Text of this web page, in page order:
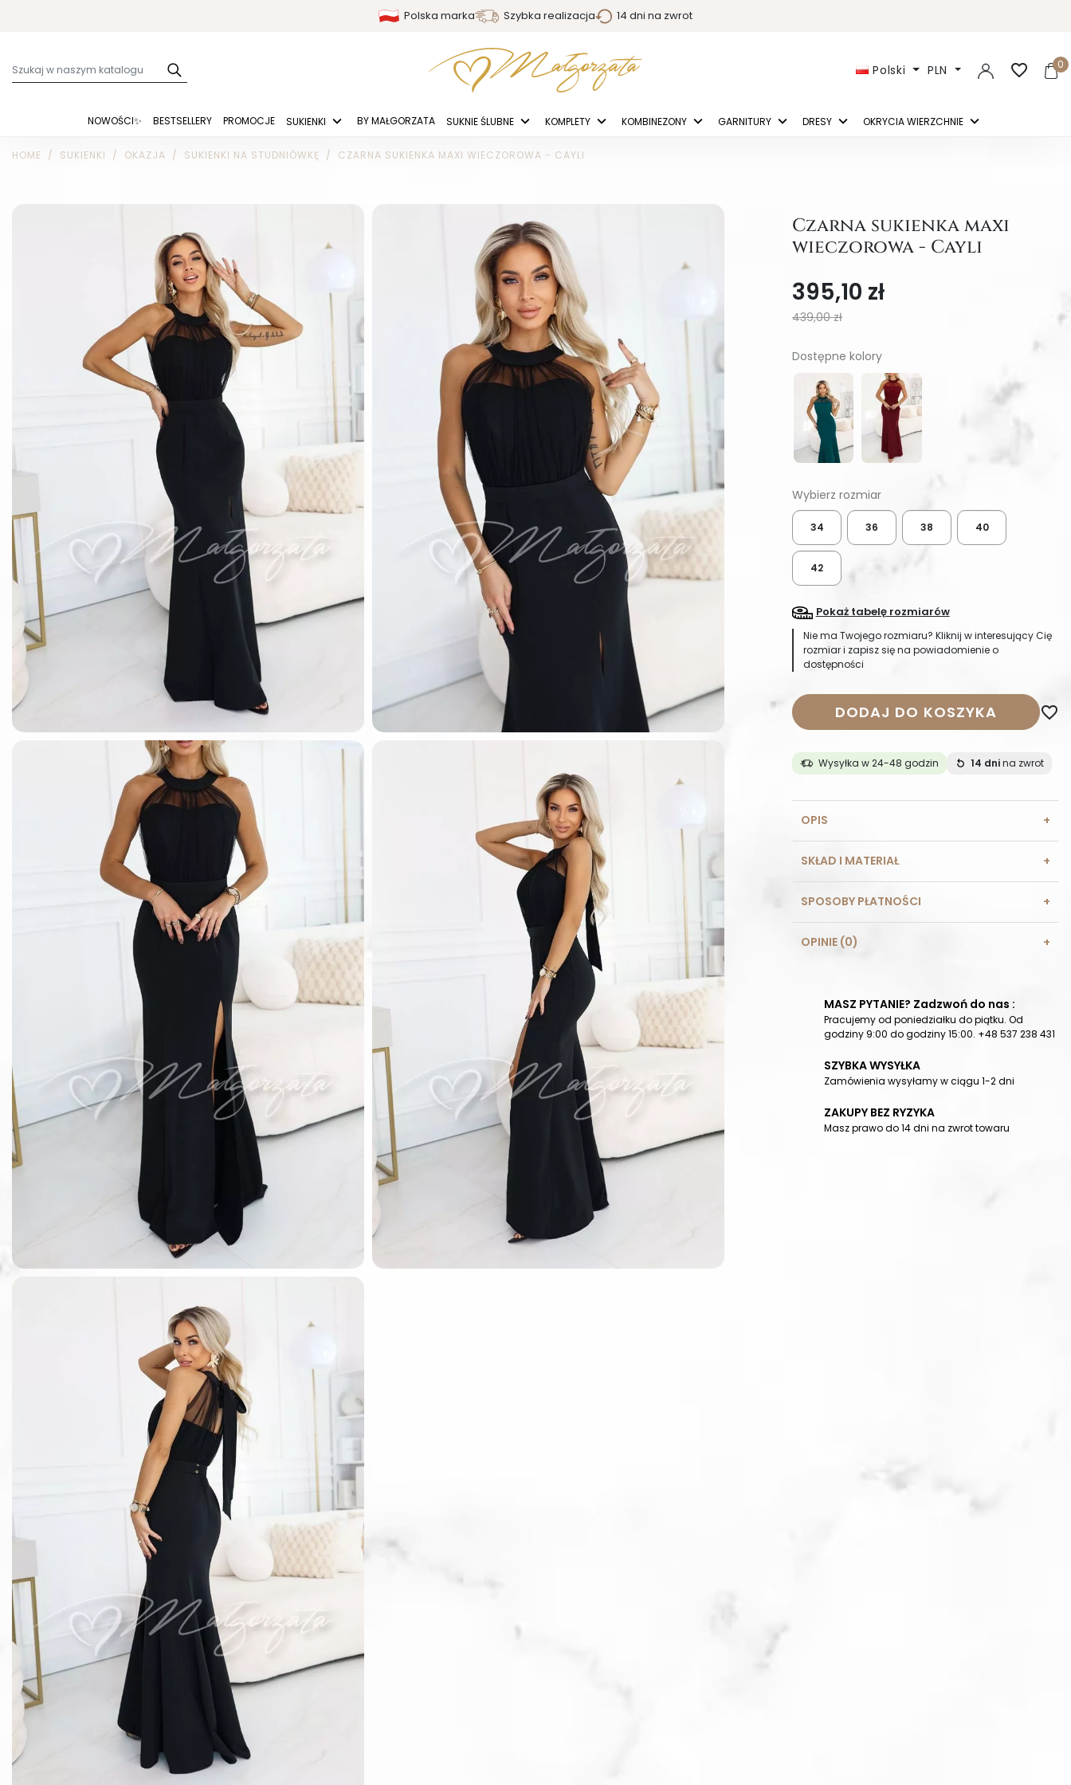
Polska marka Szybka realizacja 14 dni na zwrot
Polski PLN 0
favorite_border
NOWOŚCI✨ BESTSELLERY PROMOCJE SUKIENKI BY MAŁGORZATA SUKNIE ŚLUBNE KOMPLETY KOMBINEZONY GARNITURY DRESY OKRYCIA WIERZCHNIE
HOME SUKIENKI OKAZJA SUKIENKI NA STUDNIÓWKĘ CZARNA SUKIENKA MAXI WIECZOROWA - CAYLI
Czarna sukienka maxi
wieczorowa - Cayli
395,10 zł
439,00 zł
Dostępne kolory
34 36 38 40
42
Pokaż tabelę rozmiarów
Nie ma Twojego rozmiaru? Kliknij w interesujący Cię
rozmiar i zapisz się na powiadomienie o
dostępności
DODAJ DO KOSZYKA favorite_border
Wysyłka w 24-48 godzin 14 dnina zwrot
OPIS
SKŁAD I MATERIAŁ
SPOSOBY PŁATNOŚCI
OPINIE (0)
MASZ PYTANIE? Zadzwoń do nas :
Pracujemy od poniedziałku do piątku. Od
godziny 9:00 do godziny 15:00. +48 537 238 431
SZYBKA WYSYŁKA
Zamówienia wysyłamy w ciągu 1-2 dni
ZAKUPY BEZ RYZYKA
Masz prawo do 14 dni na zwrot towaru